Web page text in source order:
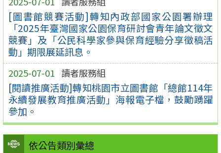
[圖書館競賽活動]轉知內政部國家公園署辦理
「2025年臺灣國家公園保育研討會青年論文徵文
競賽」及「公民科學家參與保育經驗分享徵稿活
動」期限展延訊息。
2025-07-01 讀者服務組
[閱讀推廣活動]轉知桃園市立圖書館「總館114年
永續發展教育推廣活動」海報電子檔，鼓勵踴躍
參加。
依公告類別彙總